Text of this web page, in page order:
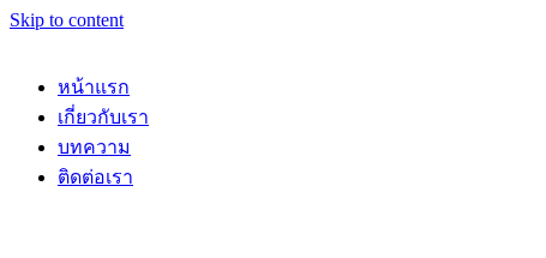
Skip to content
หน้าแรก
เกี่ยวกับเรา
บทความ
ติดต่อเรา